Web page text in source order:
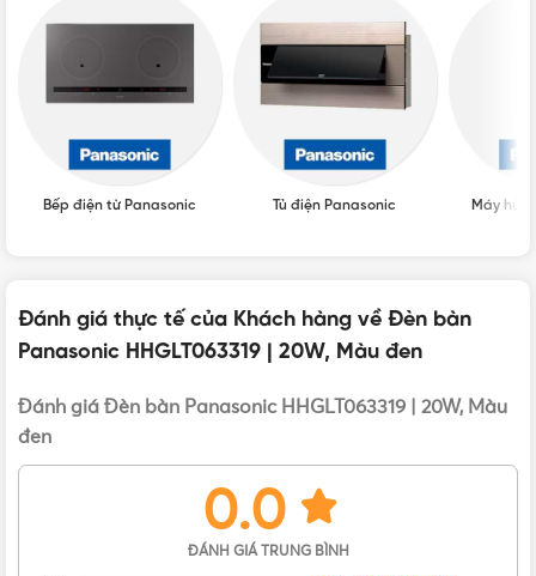
TUỔI THỌ >20.000 giờ
XUẤT XỨ
TIÊU CHUẨN JIS AA Japan
THƯƠNG HIỆU Panasonic
Bếp điện từ Panasonic Tủ điện Panasonic Máy hút
Đánh giá thực tế của Khách hàng về Đèn bàn
Panasonic HHGLT063319 | 20W, Màu đen
Đánh giá Đèn bàn Panasonic HHGLT063319 | 20W, Màu
đen
0.0
ĐÁNH GIÁ TRUNG BÌNH